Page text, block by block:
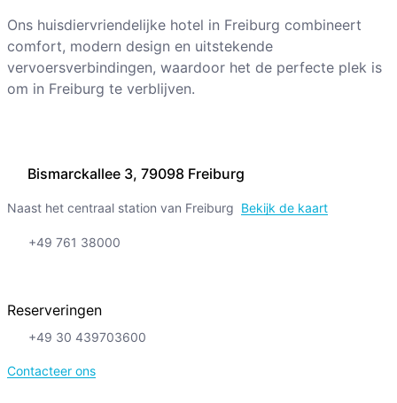
Bismarckallee 3, 79098 Freiburg
Naast het centraal station van Freiburg Bekijk de kaart
+49 761 38000
Reserveringen
+49 30 439703600
Contacteer ons
Ons huisdiervriendelijke hotel in Freiburg combineert
comfort, modern design en uitstekende
vervoersverbindingen, waardoor het de perfecte plek is
om in Freiburg te verblijven.